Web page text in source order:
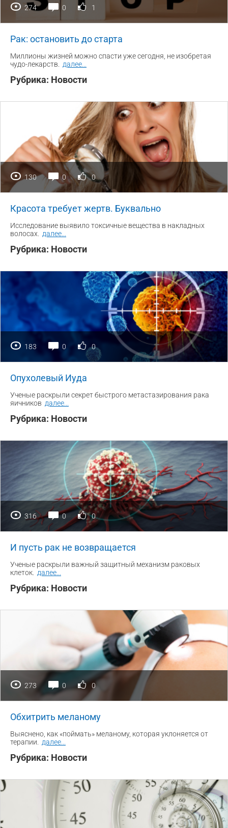
274 0 1
Рак: остановить до старта
Миллионы жизней можно спасти уже сегодня, не изобретая
чудо-лекарств.
далее
Рубрика: Новости
130 0 0
Красота требует жертв. Буквально
Исследование выявило токсичные вещества в накладных
волосах.
далее
Рубрика: Новости
183 0 0
Опухолевый Иуда
Ученые раскрыли секрет быстрого метастазирования рака
яичников далее
Рубрика: Новости
316 0 0
И пусть рак не возвращается
Ученые раскрыли важный защитный механизм раковых
клеток.
далее
Рубрика: Новости
273 0 0
Обхитрить меланому
Выяснено, как «поймать» меланому, которая уклоняется от
терапии.
далее
Рубрика: Новости